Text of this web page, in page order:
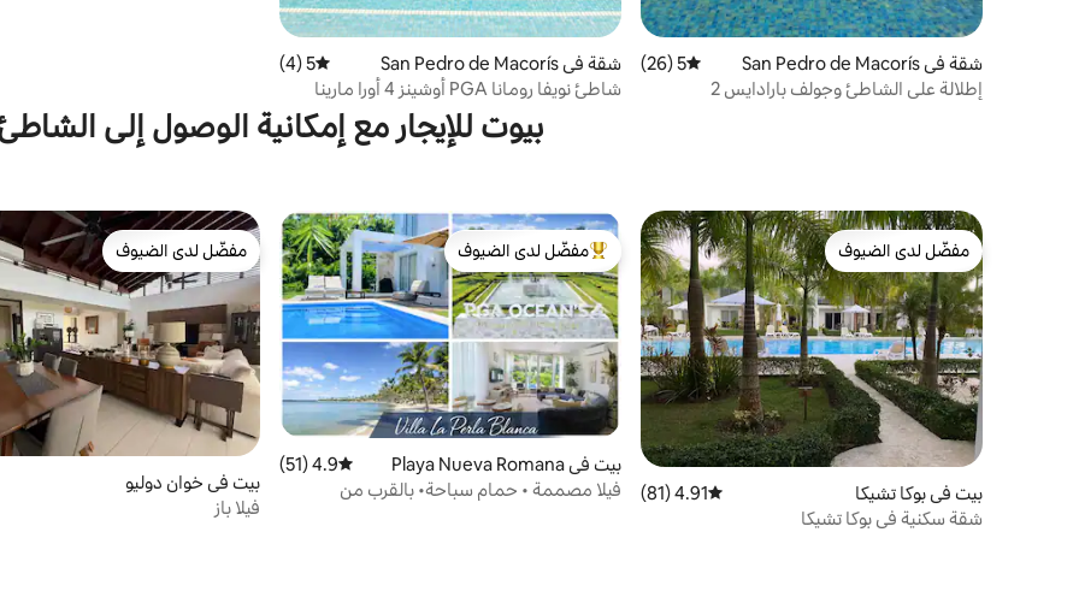
شقة في San Pedro de Macorís متوسط التقييم 5 من 5، 26 مراجعات
5 (26)
إطلالة على الشاطئ وجولف بارادايس 2
شقة في San Pedro de Macorís متوسط التقييم 5 من 5، 4 مراجعات
5 (4)
شاطئ نويفا رومانا PGA أوشينز 4 أورا مارينا
بيوت للإيجار مع إمكانية الوصول إلى
مفضّل لدى الضيوف
مفضّل لدى الضيوف
بيت في بوكا تشيكا متوسط التقييم 4.91 من 5، 81 مراجعات
4.91 (81)
شقة سكنية في بوكا تشيكا
من أبرز البيوت المفضّلة لدى الضيوف
مفضّل لدى الضيوف
بيت في Playa Nueva Romana متوسط التقييم 4.9 من 5، 51 مراجعات
4.9 (51)
فيلا مصممة • حمام سباحة• بالقرب من
مفضّل لدى الضيوف
مفضّل لدى الضيوف
بيت في خوان دوليو
فيلا باز